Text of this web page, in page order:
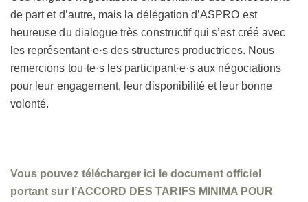
de part et d’autre, mais la délégation d’ASPRO est
heureuse du dialogue très constructif qui s’est créé avec
les représentant·e·s des structures productrices. Nous
remercions tou·te·s les participant·e·s aux négociations
pour leur engagement, leur disponibilité et leur bonne
volonté.
Vous pouvez télécharger ici le document officiel
portant sur l’ACCORD DES TARIFS MINIMA POUR